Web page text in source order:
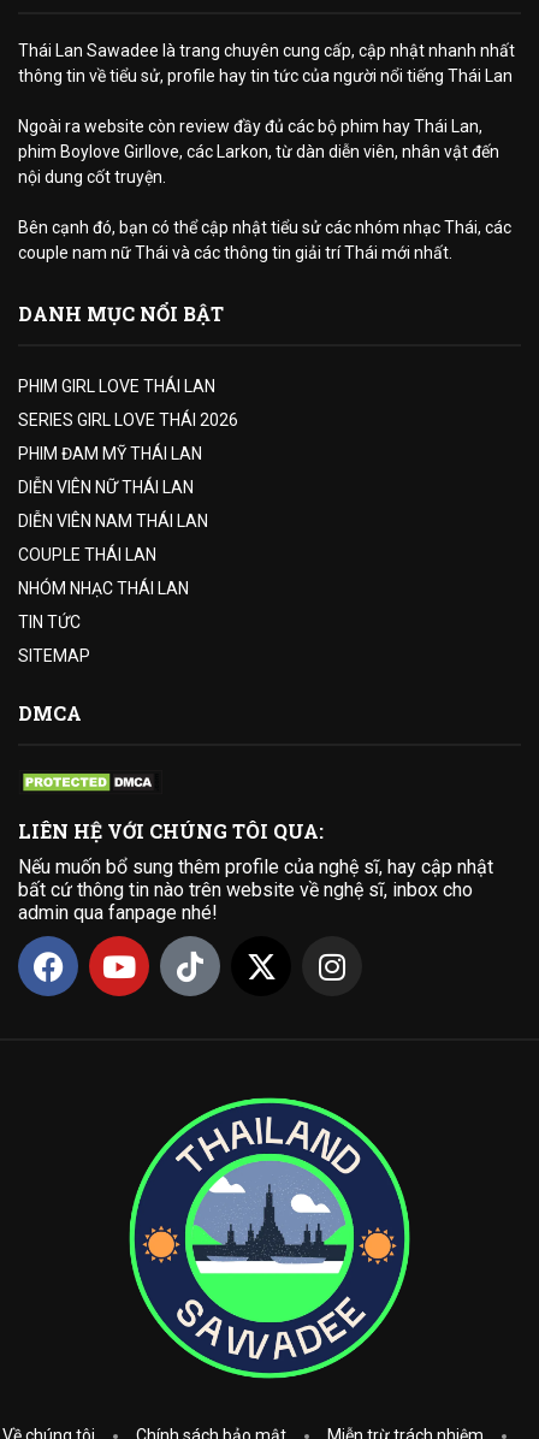
Thái Lan Sawadee là trang chuyên cung cấp, cập nhật nhanh nhất
thông tin về tiểu sử, profile hay tin tức của người nổi tiếng Thái Lan
Ngoài ra website còn review đầy đủ các bộ phim hay Thái Lan,
phim Boylove Girllove, các Larkon, từ dàn diễn viên, nhân vật đến
nội dung cốt truyện.
Bên cạnh đó, bạn có thể cập nhật tiểu sử các nhóm nhạc Thái, các
couple nam nữ Thái và các thông tin giải trí Thái mới nhất.
DANH MỤC NỔI BẬT
PHIM GIRL LOVE THÁI LAN
SERIES GIRL LOVE THÁI 2026
PHIM ĐAM MỸ THÁI LAN
DIỄN VIÊN NỮ THÁI LAN
DIỄN VIÊN NAM THÁI LAN
COUPLE THÁI LAN
NHÓM NHẠC THÁI LAN
TIN TỨC
SITEMAP
DMCA
LIÊN HỆ VỚI CHÚNG TÔI QUA:
Nếu muốn bổ sung thêm profile của nghệ sĩ, hay cập nhật
bất cứ thông tin nào trên website về nghệ sĩ, inbox cho
admin qua fanpage nhé!